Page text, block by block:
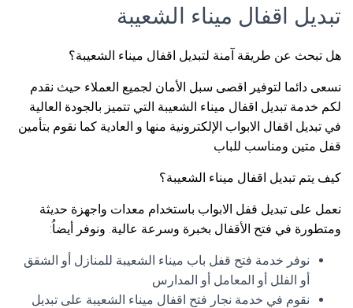
تبديل اقفال ميناء الشعيبة
هل تبحث عن طريقة آمنة لتبديل اقفال ميناء الشعيبة؟
نسعى دائما لتوفير اقصى سبل الأمان لجميع العملاء حيث نقدم
لكم خدمة تبديل اقفال ميناء الشعيبة التي تتميز بالجودة العالية
في تبديل اقفال الابواب الإلكترونية منها و العادية كما نقوم بتأمين
قفل متين ومناسب للباب
كيف يتم تبديل اقفال ميناء الشعيبة؟
نعمل على تبديل قفل الابواب باستخدام معدات واجهزة حديثة
ومتطورة في فتح الأقفال بخبرة وسرعة عالية. ونوفر أيضاُ:
نوفر خدمة فتح قفل باب ميناء الشعيبة للمنازل أو الشقق
أو الفلل أو المعامل أو المدارس
نقوم في خدمة نجار فتح اقفال ميناء الشعيبة على تبديل